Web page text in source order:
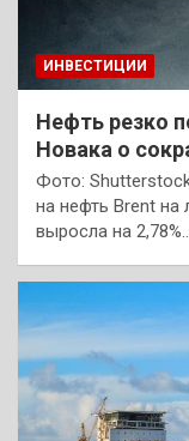
ИНВЕСТИЦИИ
Нефть резко
Новака о
Фото:
на нефть Brent на
выросла на